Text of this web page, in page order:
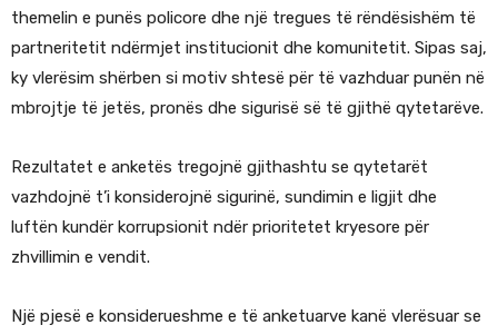
themelin e punës policore dhe një tregues të rëndësishëm të
partneritetit ndërmjet institucionit dhe komunitetit. Sipas saj,
ky vlerësim shërben si motiv shtesë për të vazhduar punën në
mbrojtje të jetës, pronës dhe sigurisë së të gjithë qytetarëve.
Rezultatet e anketës tregojnë gjithashtu se qytetarët
vazhdojnë t’i konsiderojnë sigurinë, sundimin e ligjit dhe
luftën kundër korrupsionit ndër prioritetet kryesore për
zhvillimin e vendit.
Një pjesë e konsiderueshme e të anketuarve kanë vlerësuar se